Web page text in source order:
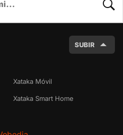
SUBIR
Xataka Móvil
Xataka Smart Home